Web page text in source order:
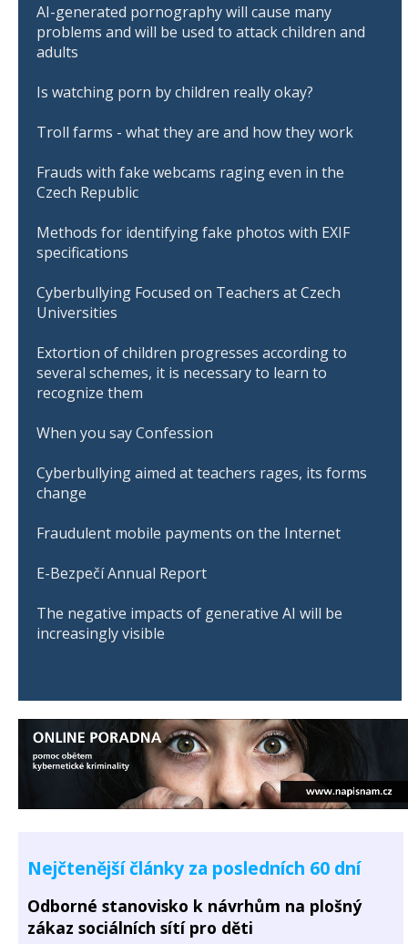
AI-generated pornography will cause many
problems and will be used to attack children and
adults
Is watching porn by children really okay?
Troll farms - what they are and how they work
Frauds with fake webcams raging even in the
Czech Republic
Methods for identifying fake photos with EXIF
specifications
Cyberbullying Focused on Teachers at Czech
Universities
Extortion of children progresses according to
several schemes, it is necessary to learn to
recognize them
When you say Confession
Cyberbullying aimed at teachers rages, its forms
change
Fraudulent mobile payments on the Internet
E-Bezpečí Annual Report
The negative impacts of generative AI will be
increasingly visible
Nejčtenější články za posledních 60 dní
Odborné stanovisko k návrhům na plošný
zákaz sociálních sítí pro děti